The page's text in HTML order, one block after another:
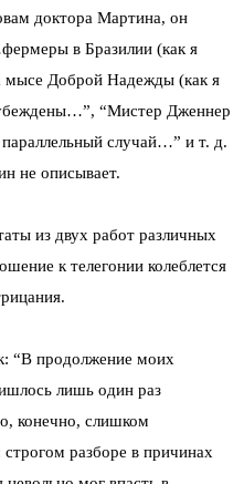
доктора Мартина, он
в Бразилии (как я
Доброй Надежды (как я
“Мистер Дженнер
случай…” и т. д.
не описывает.
из двух работ различных
к телегонии колеблется
“В продолжение моих
лишь один раз
конечно, слишком
разборе в причинах